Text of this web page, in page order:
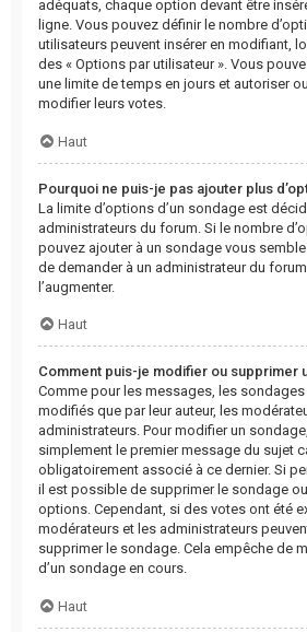
adéquats, chaque option devant être
ligne. Vous pouvez définir le nombre
utilisateurs peuvent insérer en modifiant,
des « Options par utilisateur ». Vous
une limite de temps en jours et autoriser
modifier leurs votes.
Haut
Pourquoi ne puis-je pas ajouter plus
La limite d’options d’un sondage est
administrateurs du forum. Si le nombre
pouvez ajouter à un sondage vous
de demander à un administrateur du
l’augmenter.
Haut
Comment puis-je modifier ou supprimer
Comme pour les messages, les sondages
modifiés que par leur auteur, les
administrateurs. Pour modifier un
simplement le premier message du sujet
obligatoirement associé à ce dernier. Si
il est possible de supprimer le sondage
options. Cependant, si des votes ont été
modérateurs et les administrateurs
supprimer le sondage. Cela empêche de
d’un sondage en cours.
Haut